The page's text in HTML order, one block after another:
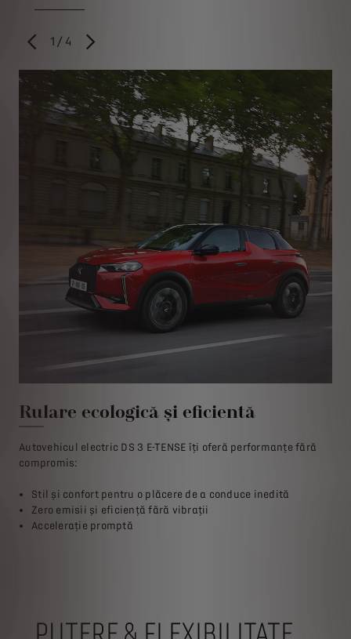
ANTERIOR
1 / 4 URMĂTORUL
Rulare ecologică şi eficientă
Autovehicul electric DS 3 E-TENSE îți oferă performanțe fără
compromis:
Stil și confort pentru o plăcere de a conduce inedită
Zero emisii și eficiență fără vibrații
Accelerație promptă